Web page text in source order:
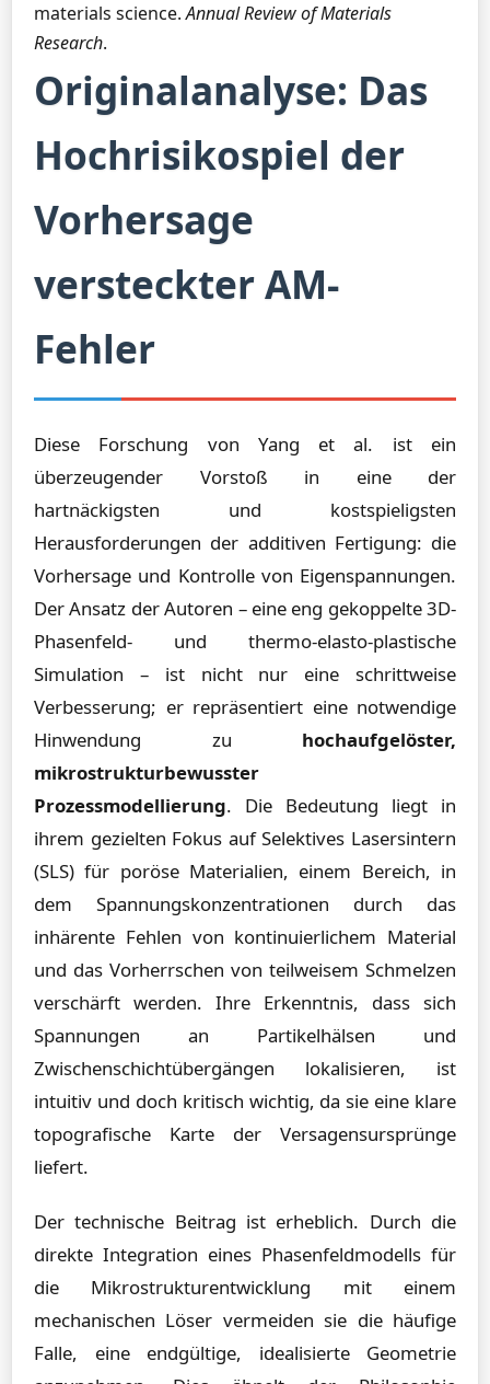
materials science.Annual Review of Materials
Research.
Originalanalyse: Das
Hochrisikospiel der
Vorhersage
versteckter AM-
Fehler
Diese Forschung von Yang et al. ist ein
überzeugender Vorstoß in eine der
hartnäckigsten und kostspieligsten
Herausforderungen der additiven Fertigung: die
Vorhersage und Kontrolle von Eigenspannungen.
Der Ansatz der Autoren – eine eng gekoppelte 3D-
Phasenfeld- und thermo-elasto-plastische
Simulation – ist nicht nur eine schrittweise
Verbesserung; er repräsentiert eine notwendige
Hinwendung zu hochaufgelöster,
mikrostrukturbewusster
Prozessmodellierung. Die Bedeutung liegt in
ihrem gezielten Fokus auf Selektives Lasersintern
(SLS) für poröse Materialien, einem Bereich, in
dem Spannungskonzentrationen durch das
inhärente Fehlen von kontinuierlichem Material
und das Vorherrschen von teilweisem Schmelzen
verschärft werden. Ihre Erkenntnis, dass sich
Spannungen an Partikelhälsen und
Zwischenschichtübergängen lokalisieren, ist
intuitiv und doch kritisch wichtig, da sie eine klare
topografische Karte der Versagensursprünge
liefert.
Der technische Beitrag ist erheblich. Durch die
direkte Integration eines Phasenfeldmodells für
die Mikrostrukturentwicklung mit einem
mechanischen Löser vermeiden sie die häufige
Falle, eine endgültige, idealisierte Geometrie